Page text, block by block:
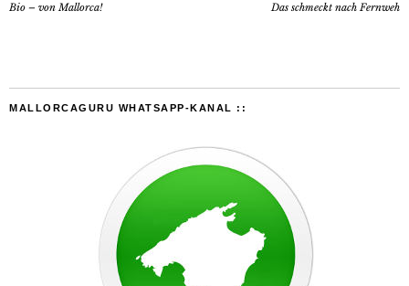
Bio – von Mallorca! Das schmeckt nach Fernweh
MALLORCAGURU WHATSAPP-KANAL ::